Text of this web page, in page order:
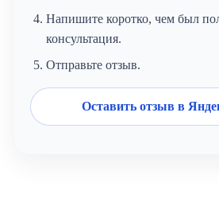
Напишите коротко, чем был
консультация.
Отправьте отзыв.
Оставить отзыв в